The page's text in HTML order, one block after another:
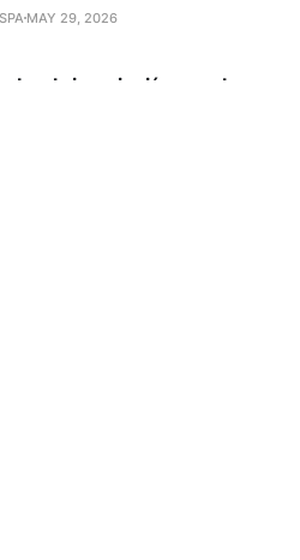
MAY 29, 2026
la inscripción para la